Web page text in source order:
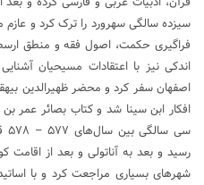
سیزده سالگی سهرورد را ترک کرد و
فراگیری حکمت، اصول‌ فقه و منطق
اندکی نیز با اعتقادات مسیحیان
اصفهان سفر کرد و محضر ظهیرالدین
افکار ابن سینا شد و کتاب بصائر عمر
رسید و بعد به آناتولی و بعد از اقامت
شهرهای بسیاری مراجعت کرد و با